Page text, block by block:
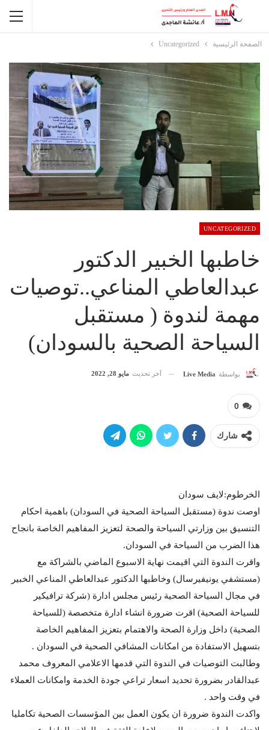
الصفحة الرئيسية Uncategorized
UNCATEGORIZED
خاطبها الخبير الدكتور
عبدالعاطي المناعي..توصيات
مهمة لندوة ( مستقبل
السياحة الصحية بالسودان)
بواسطة Live Media آخر تحديث مايو 28, 2022
0
شارك
الخرطوم:لايف سودان
اوصت ندوة (مستقبل السياحة الصحية في السودان) باهمية احكام
التنسيق بين وزارتي السياحة والصحة لتعزيز المفاهيم الخاصة بانجاح
هذا الضرب من السياحة في السودان.
واقرت الندوة التي اقيمت نهاية الاسبوع الماضي بالشراكة مع
(مستشفي يونيفيرسال) وخاطبها الدكتور عبدالعاطي المناعي الخبير
في مجال السياحة الصحية رئيس مجلس ادارة (شركة ترافيكير
للسياحة الصحية) اقرت ضرورة انشاء ادارة متخصصة (للسياحة
الصحية) داخل وزارة الصحة والاهتمام بتعزيز المفاهيم الخاصة
بتسهيل الاستفادة من امكانات المشافي الصحية في السودان .
وطالبت التوصيات في الندوة التي قدمها الاعلامي المعروف محمد
عبدالقادر بضرورة تحديد اسعار تراعي جودة الخدمة وامكانات العملاء
في وقت واحد .
واكدت الندوة ضرورة ان يكون العمل بين المؤسسات الصحية تكامليا